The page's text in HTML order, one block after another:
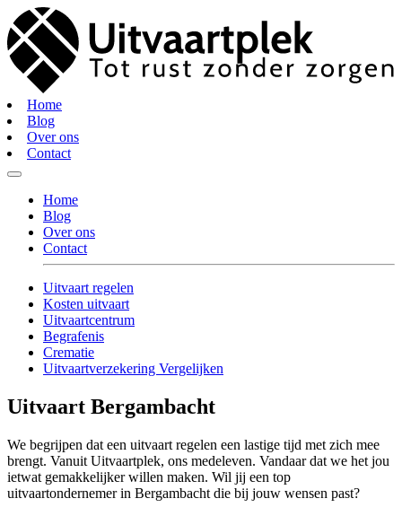
Home
Blog
Over ons
Contact
Home
Blog
Over ons
Contact
Uitvaart regelen
Kosten uitvaart
Uitvaartcentrum
Begrafenis
Crematie
Uitvaartverzekering Vergelijken
Uitvaart Bergambacht
We begrijpen dat een uitvaart regelen een lastige tijd met zich mee
brengt. Vanuit Uitvaartplek, ons medeleven. Vandaar dat we het jou
ietwat gemakkelijker willen maken. Wil jij een top
uitvaartondernemer in Bergambacht die bij jouw wensen past?